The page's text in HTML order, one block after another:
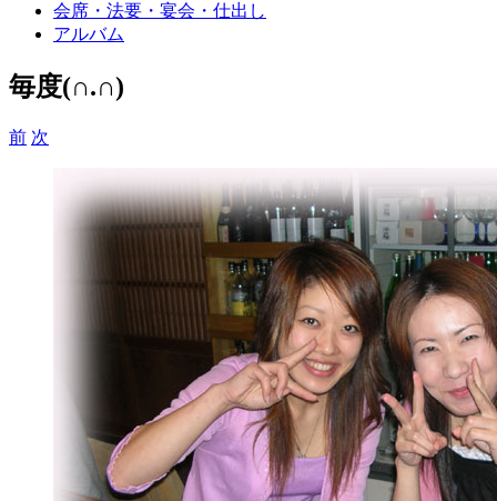
会席・法要・宴会・仕出し
アルバム
毎度(∩.∩)
前 次
Larger
Image